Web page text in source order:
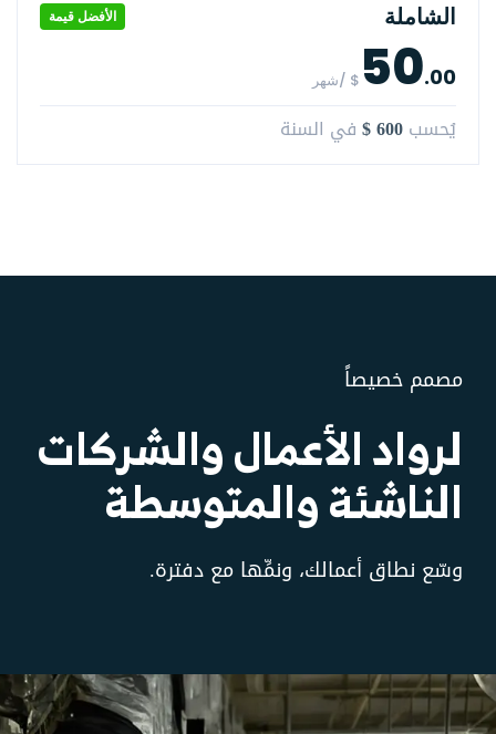
الشاملة الأفضل قيمة
50.00 $ /شهر
يُحسب $ 600 في السنة
مصمم خصيصاً
لرواد الأعمال والشركات
الناشئة والمتوسطة
وسّع نطاق أعمالك، ونمِّها مع دفترة.